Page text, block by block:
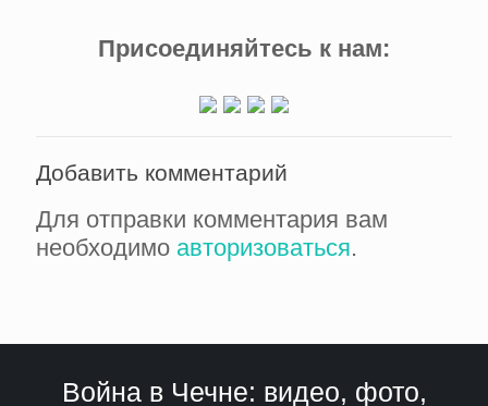
Присоединяйтесь к нам:
Добавить комментарий
Для отправки комментария вам
необходимо авторизоваться.
Война в Чечне: видео, фото,